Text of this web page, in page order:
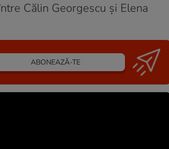
Călin Georgescu și Elena
ABONEAZĂ-TE